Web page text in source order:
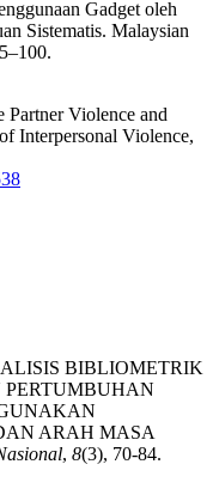
Gadget oleh
Sistematis. Malaysian
Violence and
Interpersonal Violence,
BIBLIOMETRIK
ARAH MASA
, 8(3), 70-84.